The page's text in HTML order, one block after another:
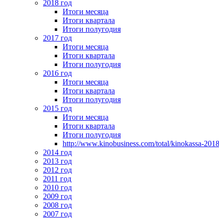
2018 год
Итоги месяца
Итоги квартала
Итоги полугодия
2017 год
Итоги месяца
Итоги квартала
Итоги полугодия
2016 год
Итоги месяца
Итоги квартала
Итоги полугодия
2015 год
Итоги месяца
Итоги квартала
Итоги полугодия
http://www.kinobusiness.com/total/kinokassa-
2014 год
2013 год
2012 год
2011 год
2010 год
2009 год
2008 год
2007 год